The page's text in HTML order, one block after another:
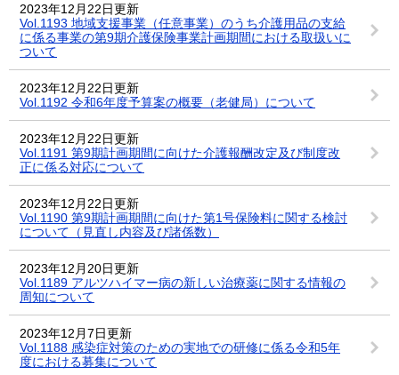
2023年12月22日更新
Vol.1193 地域支援事業（任意事業）のうち介護用品の支給
に係る事業の第9期介護保険事業計画期間における取扱いに
ついて
2023年12月22日更新
Vol.1192 令和6年度予算案の概要（老健局）について
2023年12月22日更新
Vol.1191 第9期計画期間に向けた介護報酬改定及び制度改
正に係る対応について
2023年12月22日更新
Vol.1190 第9期計画期間に向けた第1号保険料に関する検討
について（見直し内容及び諸係数）
2023年12月20日更新
Vol.1189 アルツハイマー病の新しい治療薬に関する情報の
周知について
2023年12月7日更新
Vol.1188 感染症対策のための実地での研修に係る令和5年
度における募集について